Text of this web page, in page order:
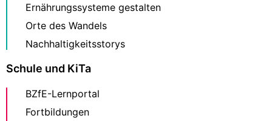
Ernährungssysteme gestalten
Orte des Wandels
Nachhaltigkeitsstorys
Schule und KiTa
BZfE-Lernportal
Fortbildungen